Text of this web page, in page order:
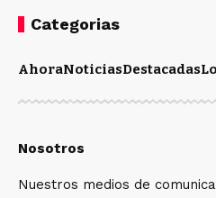
Categorias
AhoraNoticiasDestacadas
Nosotros
Nuestros medios de